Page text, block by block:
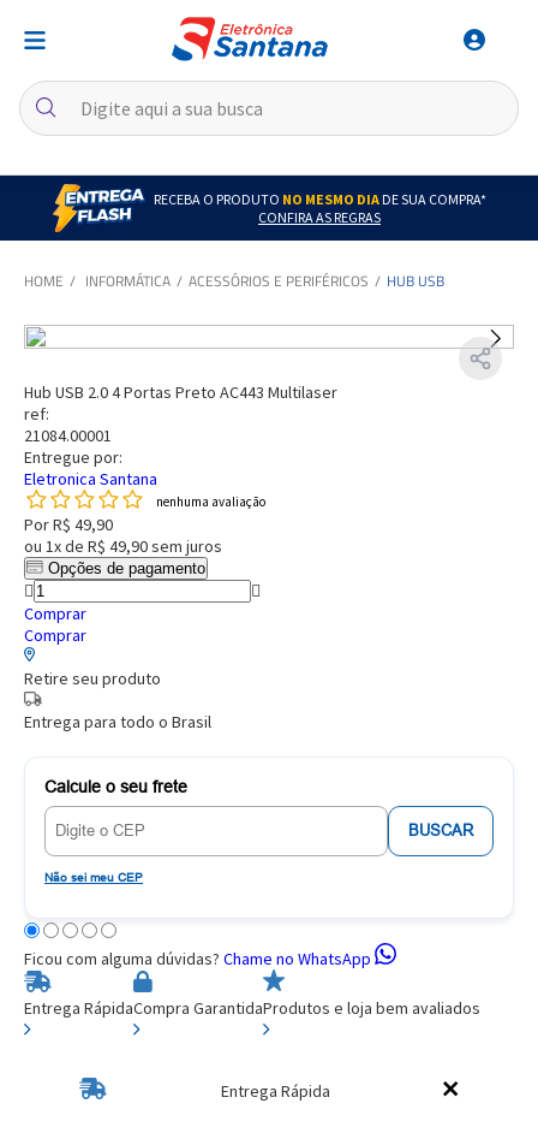
RECEBA O PRODUTO NO MESMO DIADE SUA COMPRA*
CONFIRA AS REGRAS
INFORMÁTICA ACESSÓRIOS E PERIFÉRICOS HUB USB
Hub USB 2.0 4 Portas Preto AC443 Multilaser
ref:
21084.00001
Entregue por:
Eletronica Santana
nenhuma avaliação
PorR$ 49,90
ou 1x de R$ 49,90sem juros
Opções de pagamento
Comprar
Comprar
Retire seu produto
Entrega para todo o Brasil
Calcule o seu frete
BUSCAR
Não sei meu CEP
Ficou com alguma dúvidas? Chame no WhatsApp
Entrega RápidaCompra GarantidaProdutos e loja bem avaliados
Entrega Rápida